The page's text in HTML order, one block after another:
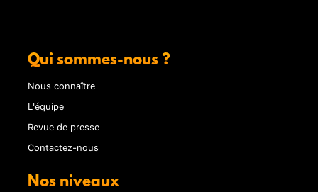
Qui sommes-nous ?
Nous connaître
L'équipe
Revue de presse
Contactez-nous
Nos niveaux